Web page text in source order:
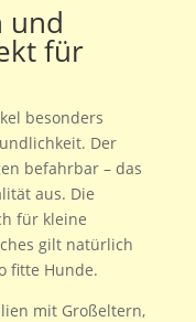
und
für
besonders
Der
befahrbar – das
aus. Die
für kleine
gilt natürlich
fitte Hunde.
mit Großeltern,